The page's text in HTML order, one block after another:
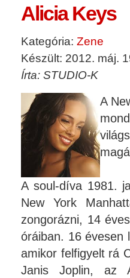
Alicia Keys
Kategória: Zene
Készült: 2012. máj.
Írta: STUDIO-K
A
A soul-díva 1981.
New York
zongorázni, 14
óráiban. 16 évesen
amikor felfigyelt rá
Janis Joplin, az